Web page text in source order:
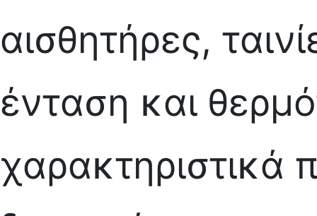
αισθητήρες,
ένταση και
χαρακτηριστικά